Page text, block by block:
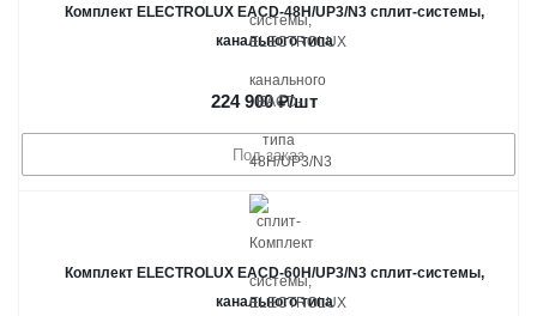
Комплект ELECTROLUX EACD-48H/UP3/N3 сплит-системы,
канального типа
224 900₽/шт
Под заказ
Комплект ELECTROLUX EACD-60H/UP3/N3 сплит-системы,
канального типа